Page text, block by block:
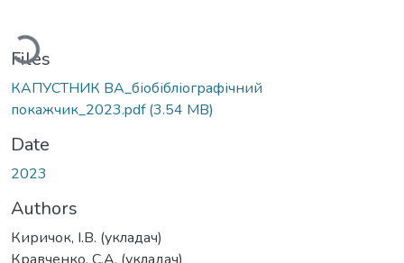
Loading...
Files
КАПУСТНИК ВА_біобібліографічний
покажчик_2023.pdf(3.54 MB)
Date
2023
Authors
Киричок, І.В. (укладач)